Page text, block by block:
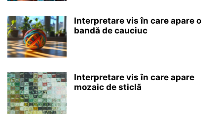
Interpretare vis în care apare o
bandă de cauciuc
Interpretare vis în care apare
mozaic de sticlă